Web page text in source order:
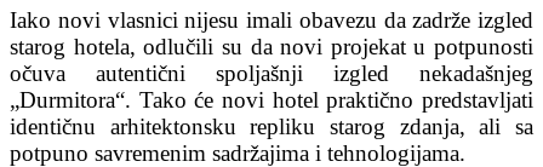
Iako novi vlasnici nijesu imali obavezu da zadrže izgled
starog hotela, odlučili su da novi projekat u potpunosti
očuva autentični spoljašnji izgled nekadašnjeg
„Durmitora“. Tako će novi hotel praktično predstavljati
identičnu arhitektonsku repliku starog zdanja, ali sa
potpuno savremenim sadržajima i tehnologijama.